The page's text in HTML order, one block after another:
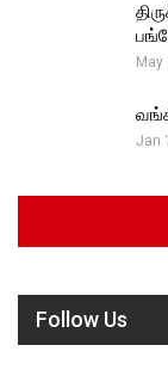
May
Jan
Follow Us